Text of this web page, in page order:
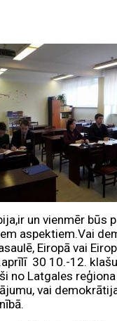
un vienmēr būs
aspektiem.Vai
Eiropā vai
30 10.-12.
no Latgales
vai